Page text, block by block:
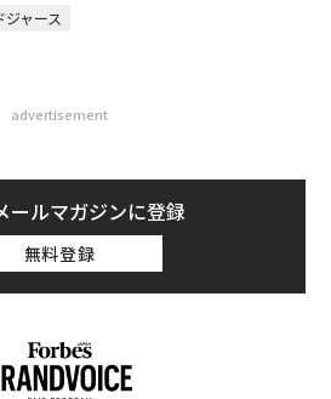
ャース
advertisement
ールマガジンに登録
無料登録